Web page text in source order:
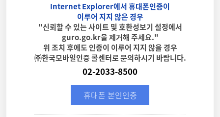
Internet Explorer에서 휴대폰인증이
이루어 지지 않은 경우
"신뢰할 수 있는 사이트 및 호환성보기 설정에서
guro.go.kr을 제거해 주세요."
위 조치 후에도 인증이 이루어 지지 않을 경우
㈜한국모바일인증 콜센터로 문의하시기 바랍니다.
02-2033-8500
휴대폰 본인인증